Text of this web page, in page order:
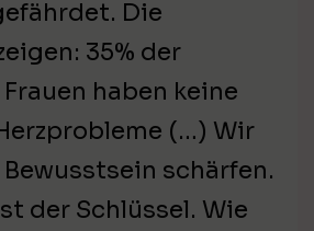
Die
35% der
haben keine
(…) Wir
schärfen.
der Schlüssel. Wie